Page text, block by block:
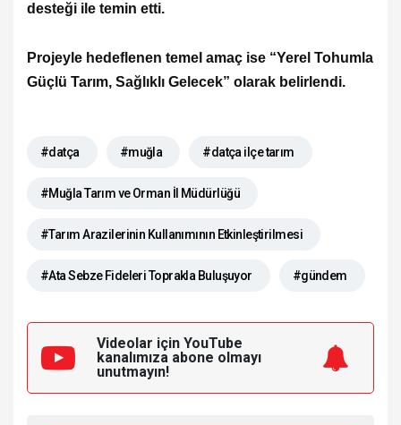
desteği ile temin etti.
Projeyle hedeflenen temel amaç ise “Yerel Tohumla
Güçlü Tarım, Sağlıklı Gelecek” olarak belirlendi.
#datça #muğla #datça ilçe tarım
#Muğla Tarım ve Orman İl Müdürlüğü
#Tarım Arazilerinin Kullanımının Etkinleştirilmesi
#Ata Sebze Fideleri Toprakla Buluşuyor #gündem
Videolar için YouTube
kanalımıza abone olmayı
unutmayın!